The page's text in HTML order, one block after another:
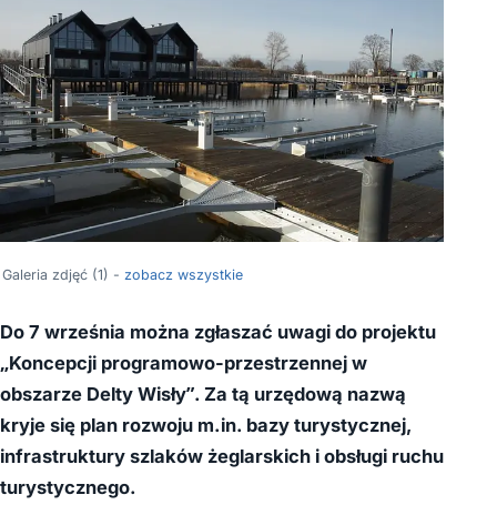
Galeria zdjęć (1) - zobacz wszystkie
Do 7 września można zgłaszać uwagi do projektu
„Koncepcji programowo-przestrzennej w
obszarze Delty Wisły”. Za tą urzędową nazwą
kryje się plan rozwoju m.in. bazy turystycznej,
infrastruktury szlaków żeglarskich i obsługi ruchu
turystycznego.